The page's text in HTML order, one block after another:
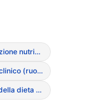
Riabilitazione nutrizionale (fasi della)
Dietista clinico (ruolo nell’equipe)
Cultura della dieta (Diet Culture)